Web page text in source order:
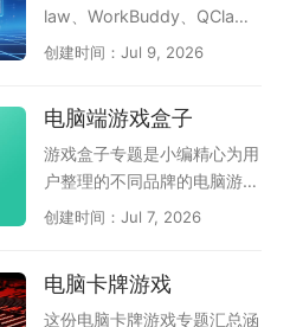
问题。这套工具合集以轻巧实
覆盖了从日常办公到系统维护
散软件，莫停之这套合集就能
帮助电脑保持稳定流畅的状
态，是非常值得常备的电脑工
机、防御能力出色而备受好
评，能有效拦截木马病毒和流
氓软件；《火绒应用商店》提
上架应用均经过严格检测，杜
绝捆绑和恶意插件；《火绒强
力卸载》则专为清理顽固软件
设计，能够深度扫描并彻底删
除残留文件和注册表，释放磁
其职，从安全守护到软件管
理，形成了一套完整的电脑维
law、WorkBuddy、QCla
w、LobsterAI有道龙虾、36
内主流龙虾工具，为您提供全
面的OpenClaw软件选择参
考，助力高效AI办公自动化。
特别是腾讯和360都已上线龙
伴赶紧下载体验吧。
创建时间：Jul 9, 2026
电脑端游戏盒子
游戏盒子专题是小编精心为用
户整理的不同品牌的电脑游戏
盒子软件，它们是51游戏盒
游戏盒子、多玩我的世界盒子
等等；游戏盒子可以理解为游
创建时间：Jul 7, 2026
电脑卡牌游戏
这份电脑卡牌游戏专题汇总涵